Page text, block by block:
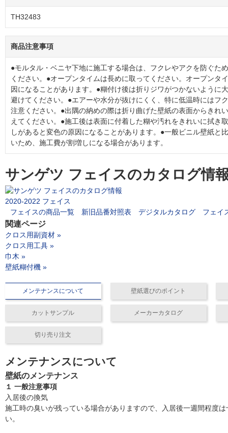
TH32483
商品注意事項
●モルタル・ベニヤ下地に施工する場合は、フクレやアクを防ぐた
ください。●オープンタイムは長めに取ってください。オープンタ
因になることがあります。●糊付け後は折りジワがつかないように
避けてください。●エアーや水分が抜けにくく、特に低温時にはフ
注意ください。●出隅の納めの際は折り曲げた壁紙の表面からきれ
えてください。●施工後は表面に付着した糊や汚れをきれいに拭き
しがあると変色の原因になることがあります。●一般ビニル壁紙と
いため、施工費が割増しになる場合があります。
サンゲツ フェイスのカタログ情
2020-2022 フェイス
フェイスの商品一覧
新旧品番対照表 デジタルカタログ フェイ
関連ページ
クロス用副資材 »
クロス用工具 »
巾木 »
壁紙糊付機 »
メンテナンスについて 壁紙選びのポイント
カットサンプル メーカーカタログ
切り売り注文
メンテナンスについて
壁紙のメンテナンス
１ 一般注意事項
入居後の換気
施工時の臭いが残っている場合がありますので、入居後一週間程度
い。